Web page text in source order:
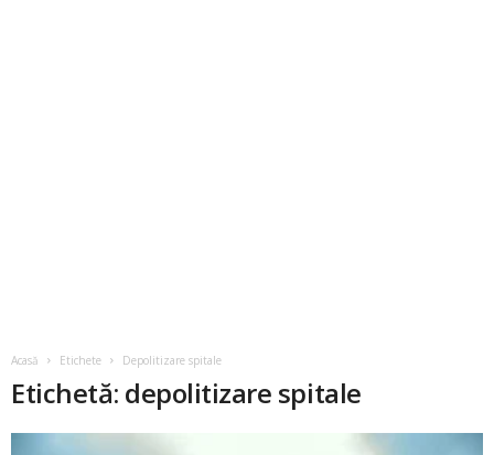
Acasă Etichete Depolitizare spitale
Etichetă: depolitizare spitale